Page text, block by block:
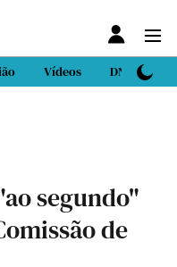
Vídeos DN Sport
segundo"
de